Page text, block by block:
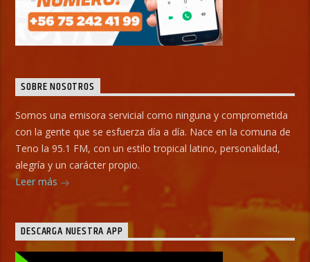
SOBRE NOSOTROS
Somos una emisora servicial como ninguna y comprometida
con la gente que se esfuerza día a día. Nace en la comuna de
Teno la 95.1 FM, con un estilo tropical latino, personalidad,
alegría y un carácter propio.
Leer más
DESCARGA NUESTRA APP